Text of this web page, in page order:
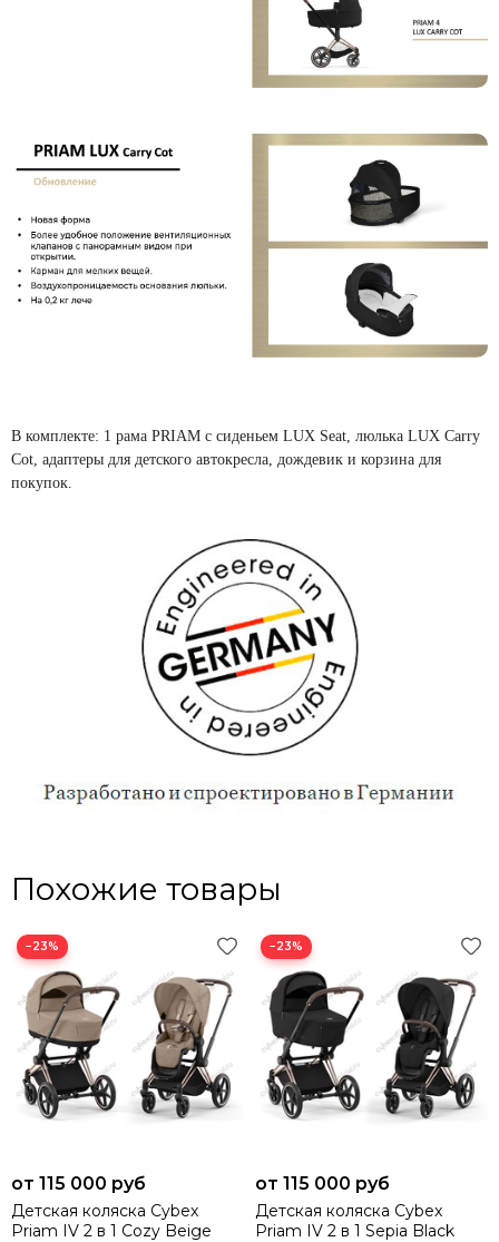
В комплекте: 1 рама PRIAM с сиденьем LUX Seat, люлька LUX Carry
Cot, адаптеры для детского автокресла, дождевик и корзина для
покупок.
Похожие товары
−23%
от 115 000 руб
Детская коляска Cybex
Priam IV 2 в 1 Cozy Beige
−23%
от 115 000 руб
Детская коляска Cybex
Priam IV 2 в 1 Sepia Black